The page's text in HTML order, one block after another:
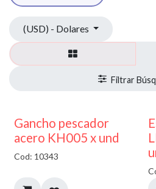
(USD) - Dolares
Gancho pescador
acero KH005 x und
Cod: 10343